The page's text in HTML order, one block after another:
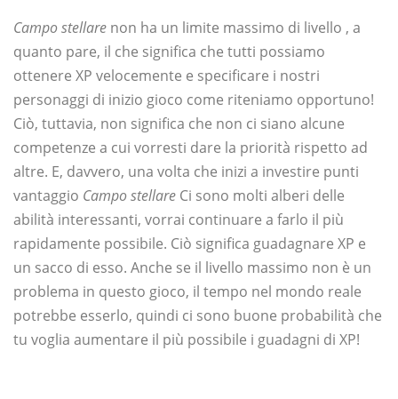
Campo stellare non ha un limite massimo di livello , a
quanto pare, il che significa che tutti possiamo
ottenere XP velocemente e specificare i nostri
personaggi di inizio gioco come riteniamo opportuno!
Ciò, tuttavia, non significa che non ci siano alcune
competenze a cui vorresti dare la priorità rispetto ad
altre. E, davvero, una volta che inizi a investire punti
vantaggio Campo stellare Ci sono molti alberi delle
abilità interessanti, vorrai continuare a farlo il più
rapidamente possibile. Ciò significa guadagnare XP e
un sacco di esso. Anche se il livello massimo non è un
problema in questo gioco, il tempo nel mondo reale
potrebbe esserlo, quindi ci sono buone probabilità che
tu voglia aumentare il più possibile i guadagni di XP!